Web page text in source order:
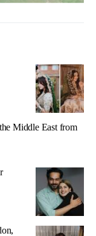
Middle East from